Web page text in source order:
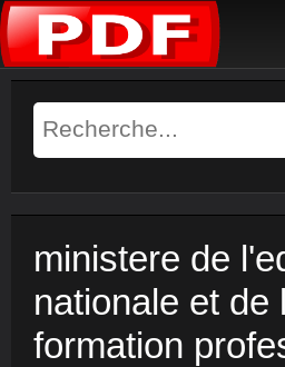
ministere de
nationale et de
formation